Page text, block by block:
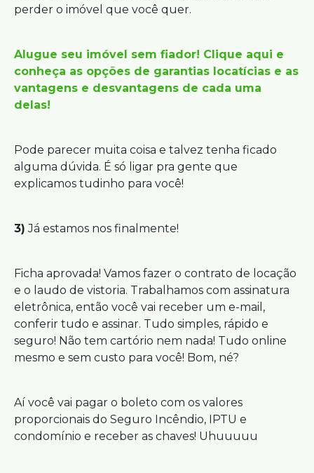
perder o imóvel que você quer.
Alugue seu imóvel sem fiador! Clique aqui e
conheça as opções de garantias locatícias e as
vantagens e desvantagens de cada uma
delas!
Pode parecer muita coisa e talvez tenha ficado
alguma dúvida. É só ligar pra gente que
explicamos tudinho para você!
3) Já estamos nos finalmente!
Ficha aprovada! Vamos fazer o contrato de locação
e o laudo de vistoria. Trabalhamos com assinatura
eletrônica, então você vai receber um e-mail,
conferir tudo e assinar. Tudo simples, rápido e
seguro! Não tem cartório nem nada! Tudo online
mesmo e sem custo para você! Bom, né?
Aí você vai pagar o boleto com os valores
proporcionais do Seguro Incêndio, IPTU e
condomínio e receber as chaves! Uhuuuuu